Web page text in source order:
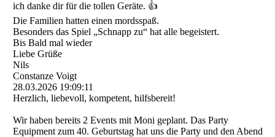
ich danke dir für die tollen Geräte. 👍
Die Familien hatten einen mordsspaß.
Besonders das Spiel „Schnapp zu“ hat alle begeistert.
Bis Bald mal wieder
Liebe Grüße
Nils
Constanze Voigt
28.03.2026 19:09:11
Herzlich, liebevoll, kompetent, hilfsbereit!
Wir haben bereits 2 Events mit Moni geplant. Das Party
Equipment zum 40. Geburtstag hat uns die Party und den Abend